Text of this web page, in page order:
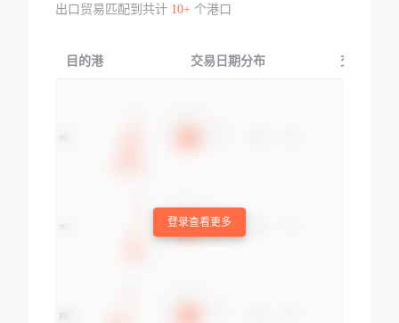
出口贸易匹配到共计 10+个港口
目的港 交易日期分布 交易产品
登录查看更多